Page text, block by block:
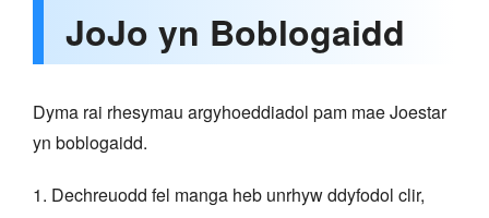
JoJo yn Boblogaidd
Dyma rai rhesymau argyhoeddiadol pam mae Joestar
yn boblogaidd.
1. Dechreuodd fel manga heb unrhyw ddyfodol clir,